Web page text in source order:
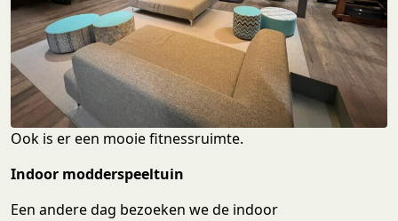
Ook is er een mooie fitnessruimte.
Indoor modderspeeltuin
Een andere dag bezoeken we de indoor